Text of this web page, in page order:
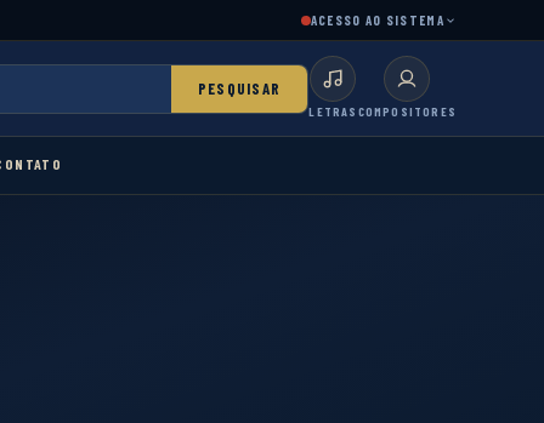
ACESSO AO SISTEMA
PESQUISAR
LETRAS COMPOSITORES